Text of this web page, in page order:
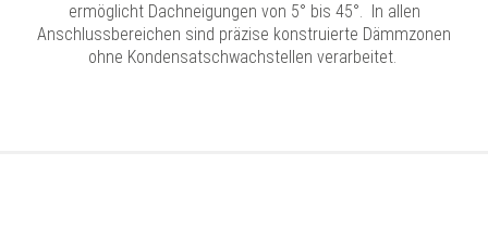
ermöglicht Dachneigungen von 5° bis 45°. In allen
Anschlussbereichen sind präzise konstruierte Dämmzonen
ohne Kondensatschwachstellen verarbeitet.